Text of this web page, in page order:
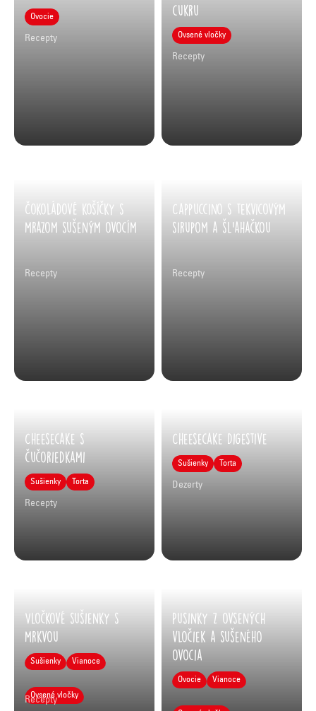
Ovocie
Recepty
cukru
Ovsené vločky
Recepty
Čokoládové košíčky s
mrazom sušeným ovocím
Recepty
Cappuccino s tekvicovým
sirupom a šľahačkou
Recepty
Cheesecake s
čučoriedkami
Sušienky Torta
Recepty
Cheesecake Digestive
Sušienky Torta
Dezerty
Vločkové sušienky s
mrkvou
Sušienky Vianoce
Ovsené vločky
Recepty
Pusinky z ovsených
vločiek a sušeného
ovocia
Ovocie Vianoce